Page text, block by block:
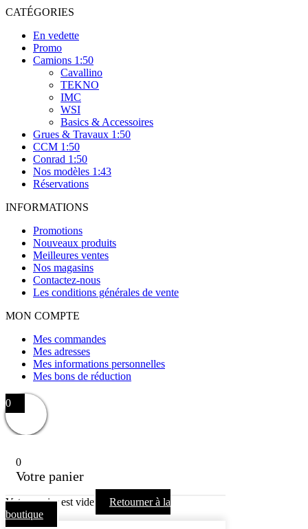
CATÉGORIES
En vedette
Promo
Camions 1:50
Cavallino
TEKNO
IMC
WSI
Basics & Accessoires
Grues & Travaux 1:50
CCM 1:50
Conrad 1:50
Nos modèles 1:43
Réservations
INFORMATIONS
Promotions
Nouveaux produits
Meilleures ventes
Nos magasins
Contactez-nous
Les conditions générales de vente
MON COMPTE
Mes commandes
Mes adresses
Mes informations personnelles
Mes bons de réduction
0
0
Votre panier
Votre panier est vide
Retourner à la
boutique